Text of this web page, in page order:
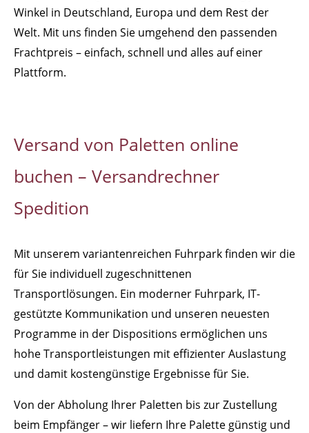
Winkel in Deutschland, Europa und dem Rest der
Welt. Mit uns finden Sie umgehend den passenden
Frachtpreis – einfach, schnell und alles auf einer
Plattform.
Versand von Paletten online
buchen – Versandrechner
Spedition
Mit unserem variantenreichen Fuhrpark finden wir die
für Sie individuell zugeschnittenen
Transportlösungen. Ein moderner Fuhrpark, IT-
gestützte Kommunikation und unseren neuesten
Programme in der Dispositions ermöglichen uns
hohe Transportleistungen mit effizienter Auslastung
und damit kostengünstige Ergebnisse für Sie.
Von der Abholung Ihrer Paletten bis zur Zustellung
beim Empfänger – wir liefern Ihre Palette günstig und